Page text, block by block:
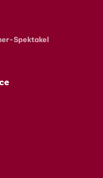
Spektakel